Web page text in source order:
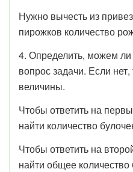
Нужно вычесть из
пирожков количество
4. Определить, можем ли
вопрос задачи. Если
величины.
Чтобы ответить на
найти количество
Чтобы ответить на
найти общее